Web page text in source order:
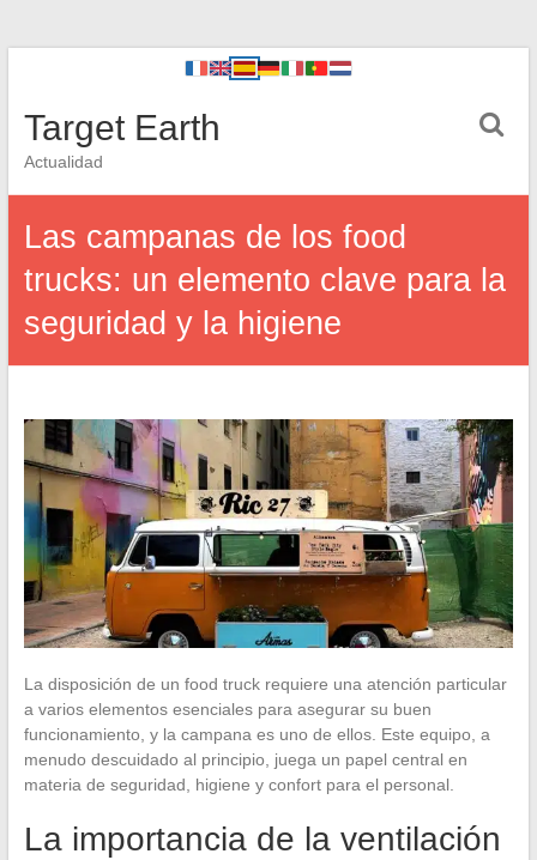
Target Earth
Actualidad
Las campanas de los food
trucks: un elemento clave para la
seguridad y la higiene
La disposición de un food truck requiere una atención particular
a varios elementos esenciales para asegurar su buen
funcionamiento, y la campana es uno de ellos. Este equipo, a
menudo descuidado al principio, juega un papel central en
materia de seguridad, higiene y confort para el personal.
La importancia de la ventilación